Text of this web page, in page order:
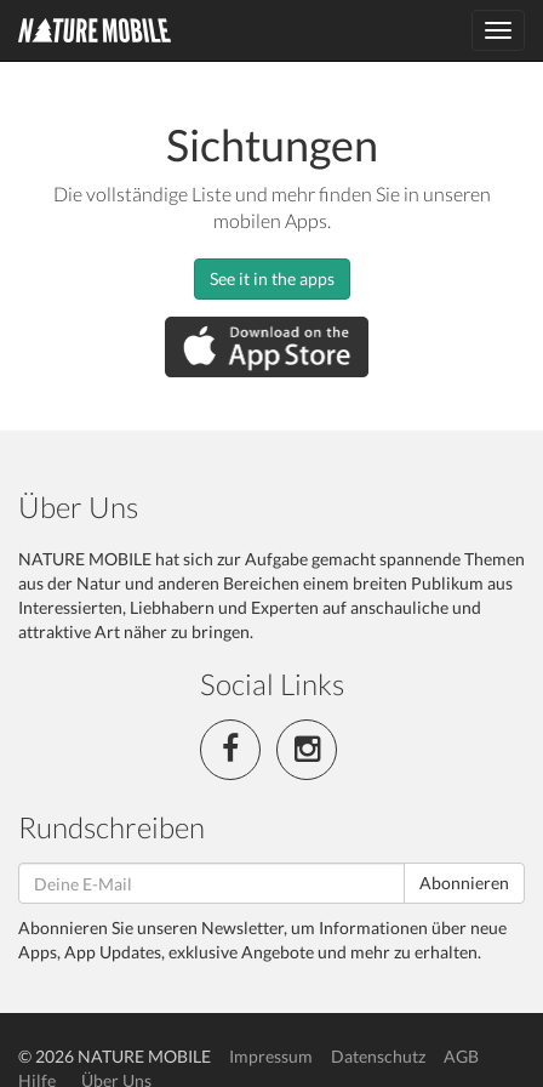
Sichtungen
Die vollständige Liste und mehr finden Sie in unseren
mobilen Apps.
See it in the apps
Über Uns
NATURE MOBILE hat sich zur Aufgabe gemacht spannende Themen
aus der Natur und anderen Bereichen einem breiten Publikum aus
Interessierten, Liebhabern und Experten auf anschauliche und
attraktive Art näher zu bringen.
Social Links
Rundschreiben
Abonnieren
Abonnieren Sie unseren Newsletter, um Informationen über neue
Apps, App Updates, exklusive Angebote und mehr zu erhalten.
© 2026 NATURE MOBILE Impressum Datenschutz
AGB
Hilfe
Über Uns